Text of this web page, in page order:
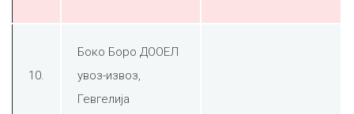
10.
Боко Боро ДООЕЛ
увоз-извоз,
Гевгелија